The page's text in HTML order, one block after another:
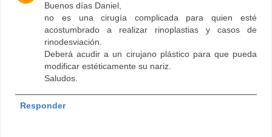
Buenos días Daniel,
no es una cirugía complicada para quien esté
acostumbrado a realizar rinoplastias y casos de
rinodesviación.
Deberá acudir a un cirujano plástico para que pueda
modificar estéticamente su nariz.
Saludos.
Responder